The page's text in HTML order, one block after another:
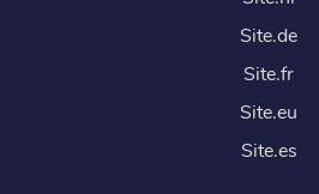
Site.de
Site.fr
Site.eu
Site.es